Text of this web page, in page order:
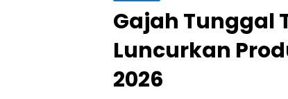
Gajah Tunggal
Luncurkan
2026